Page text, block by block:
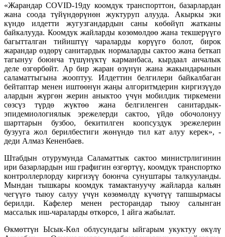
«Жарандар COVID-19ду коомдук транспорттон, базарлардан
жана соода түйүндөрүнөн жуктуруп алууда. Акыркы эки
күндө илдетти жугузгандардын саны көбөйүп жатканы
байкалууда. Коомдук жайларды көзөмөлдөө жана текшерүүгө
багытталган тийиштүү чараларды көрүүгө болот, бирок
жарандар өздөрү санитардык нормаларды сактоо жана беткап
тагынуу боюнча түшүнүктү карманбаса, кырдаал анчалык
деле өзгөрбөйт. Ар бир жаран өзүнүн жана жакындарынын
саламаттыгына жооптуу. Илдеттин белгилери байкалбаган
бейтаптар менен иштөөнүн жаңы алгоритмдерин киргизүүдө
алардын жүргөн жерин аныктоо үчүн мобилдик тиркемени
сөзсүз түрдө жүктөө жана белгиленген санитардык-
эпидемиологиялык эрежелерди сактоо, үйдө обочолонуу
шарттарын бузбоо, бекитилген коопсуздук эрежелерин
бузууга жол берилбестиги жөнүндө тил кат алуу керек», -
деди Алмаз Кененбаев.
Штабдын отурумунда Саламаттык сактоо министрлигинин
ири базарлардын иш графигин өзгөртүү, коомдук транспортко
контроллерлорду киргизүү боюнча сунуштары талкууланды.
Мындан тышкары коомдук тамактануучу жайларда кальян
чегүүгө тыюу салуу үчүн көзөмөлдү күчөтүү тапшырмасы
берилди. Кафелер менен ресторандар тыюу салынган
массалык иш-чараларды өткөрсө, 1 айга жабылат.
Өкмөттүн Ысык-Көл облусундагы ыйгарым укуктуу өкүлү